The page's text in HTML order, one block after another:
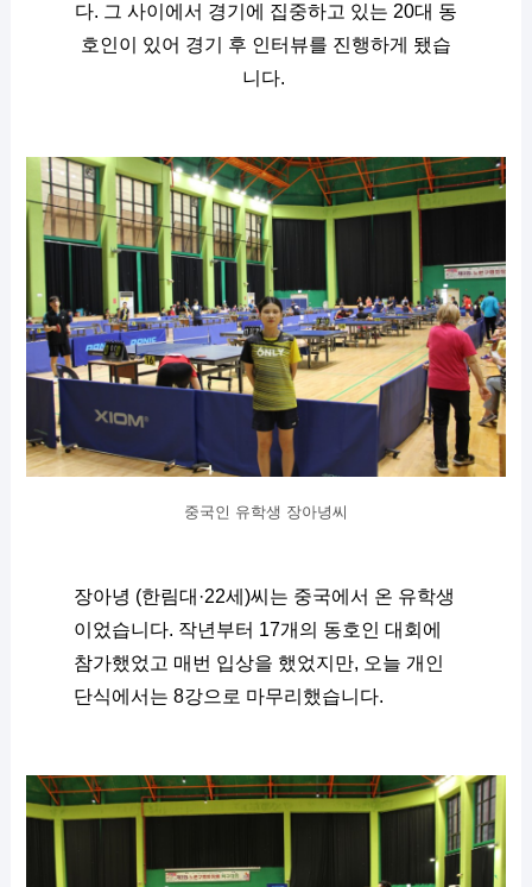
다. 그 사이에서 경기에 집중하고 있는 20대 동
호인이 있어 경기 후 인터뷰를 진행하게 됐습
니다.
중국인 유학생 장아녕씨
장아녕 (한림대·22세)씨는 중국에서 온 유학생
이었습니다. 작년부터 17개의 동호인 대회에
참가했었고 매번 입상을 했었지만, 오늘 개인
단식에서는 8강으로 마무리했습니다.